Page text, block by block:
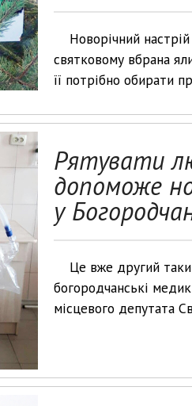
Новорічний
святковому вбрана
її потрібно обирати
Рятувати
допоможе
у
Це вже другий
богородчанські
місцевого депутата